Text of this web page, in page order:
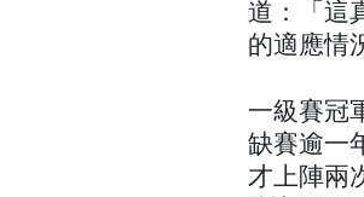
道：「這
的適應情
一級賽冠
缺賽逾一
才上陣兩